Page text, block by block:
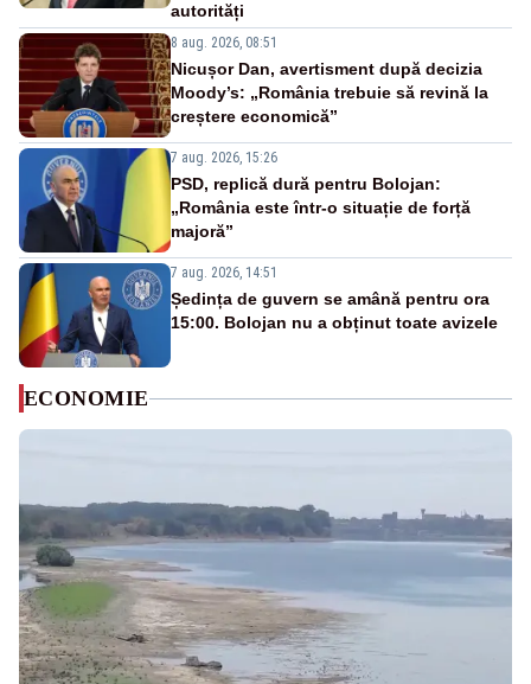
autorități
8 aug. 2026, 08:51
Nicușor Dan, avertisment după decizia
Moody’s: „România trebuie să revină la
creștere economică”
7 aug. 2026, 15:26
PSD, replică dură pentru Bolojan:
„România este într-o situație de forță
majoră”
7 aug. 2026, 14:51
Ședința de guvern se amână pentru ora
15:00. Bolojan nu a obținut toate avizele
ECONOMIE